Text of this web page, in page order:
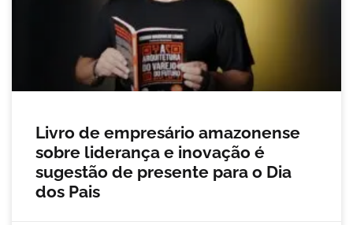
Livro de empresário amazonense
sobre liderança e inovação é
sugestão de presente para o Dia
dos Pais